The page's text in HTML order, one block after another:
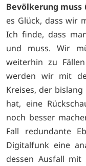
Bevölkerung
es Glück, dass wir
Ich finde, dass
und muss. Wir
weiterhin zu
werden wir mit
Kreises, der
hat, eine
noch besser
Fall redundante
Digitalfunk eine
dessen Ausfall